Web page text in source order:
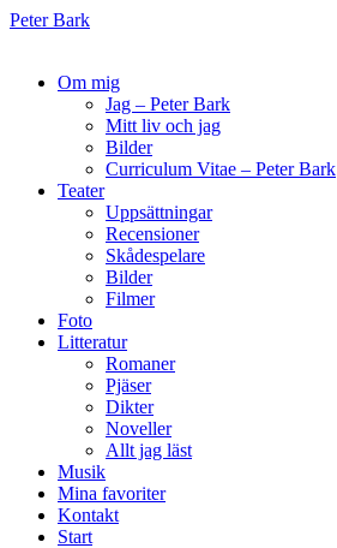
Peter Bark
Om mig
Jag – Peter Bark
Mitt liv och jag
Bilder
Curriculum Vitae – Peter Bark
Teater
Uppsättningar
Recensioner
Skådespelare
Bilder
Filmer
Foto
Litteratur
Romaner
Pjäser
Dikter
Noveller
Allt jag läst
Musik
Mina favoriter
Kontakt
Start